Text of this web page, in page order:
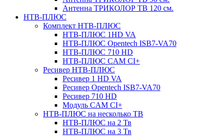
Антенна ТРИКОЛОР ТВ 120 см.
НТВ-ПЛЮС
Комплект НТВ-ПЛЮС
НТВ-ПЛЮС 1HD VA
НТВ-ПЛЮС Opentech ISB7-VA70
НТВ-ПЛЮС 710 HD
НТВ-ПЛЮС CAM CI+
Ресивер НТВ-ПЛЮС
Ресивер 1 HD VA
Ресивер Opentech ISB7-VA70
Ресивер 710 HD
Модуль CAM CI+
НТВ-ПЛЮС на несколько ТВ
НТВ-ПЛЮС на 2 Тв
НТВ-ПЛЮС на 3 Тв